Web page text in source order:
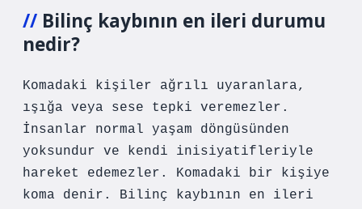
Bilinç kaybının en ileri durumu
nedir?
Komadaki kişiler ağrılı uyaranlara,
ışığa veya sese tepki veremezler.
İnsanlar normal yaşam döngüsünden
yoksundur ve kendi inisiyatifleriyle
hareket edemezler. Komadaki bir kişiye
koma denir. Bilinç kaybının en ileri